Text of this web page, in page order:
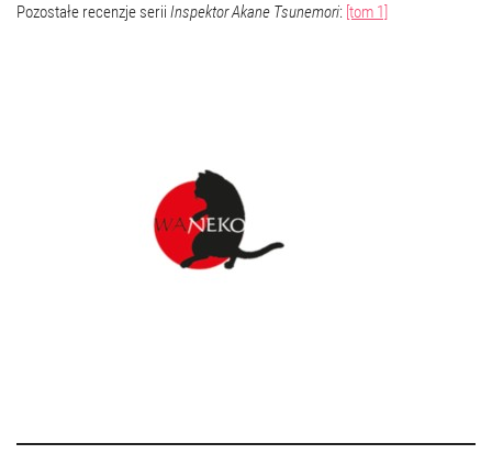
Pozostałe recenzje serii Inspektor Akane Tsunemori: [tom 1]